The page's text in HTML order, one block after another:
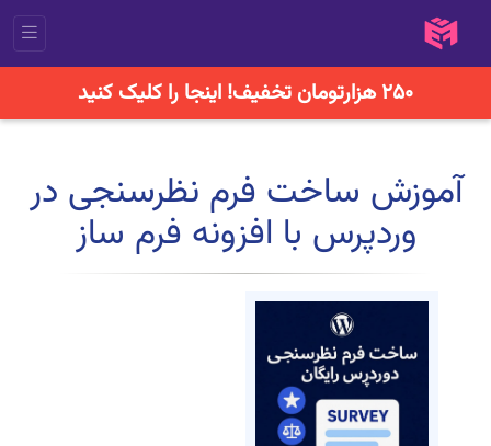
۲۵۰ هزارتومان تخفیف! اینجا را کلیک کنید
آموزش ساخت فرم نظرسنجی در
وردپرس با افزونه فرم ساز